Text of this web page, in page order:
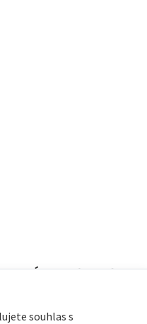
BYTY 85 m2 S
od moře
0 msouhlas s